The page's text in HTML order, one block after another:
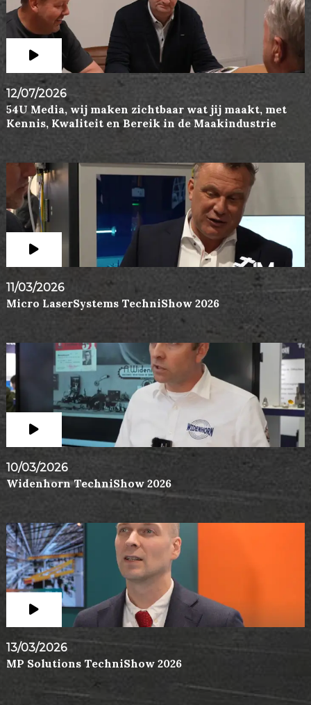
12/07/2026
54U Media, wij maken zichtbaar wat jij maakt, met
Kennis, Kwaliteit en Bereik in de Maakindustrie
11/03/2026
Micro LaserSystems TechniShow 2026
10/03/2026
Widenhorn TechniShow 2026
13/03/2026
MP Solutions TechniShow 2026